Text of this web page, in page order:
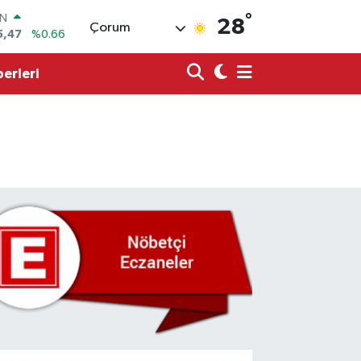
%0.66
%0.1
Çorum 28°